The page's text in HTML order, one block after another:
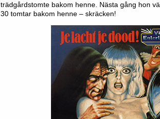
trädgårdstomte bakom henne. Nästa gång hon
30 tomtar bakom henne – skräcken!